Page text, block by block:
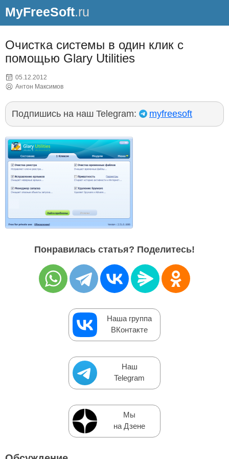
MyFreeSoft.ru
Очистка системы в один клик с
помощью Glary Utilities
05.12.2012
Антон Максимов
Подпишись на наш Telegram: myfreesoft
Понравилась статья? Поделитесь!
Наша группа
ВКонтакте
Наш
Telegram
Мы
на Дзене